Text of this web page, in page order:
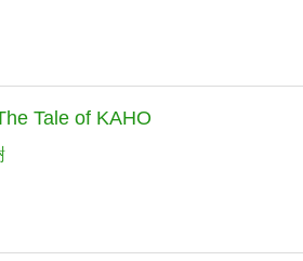
Tale of KAHO